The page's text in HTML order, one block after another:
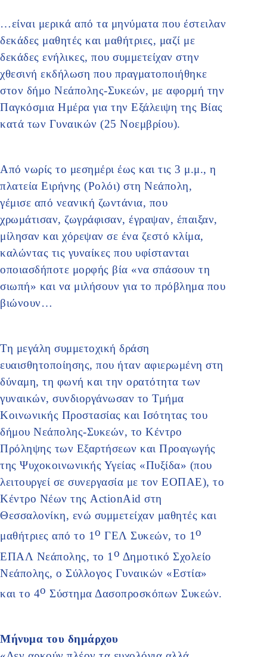
…είναι μερικά από τα μηνύματα που έστειλαν
δεκάδες μαθητές και μαθήτριες, μαζί με
δεκάδες ενήλικες, που συμμετείχαν στην
χθεσινή εκδήλωση που πραγματοποιήθηκε
στον δήμο Νεάπολης-Συκεών, με αφορμή την
Παγκόσμια Ημέρα για την Εξάλειψη της Βίας
κατά των Γυναικών (25 Νοεμβρίου).
Από νωρίς το μεσημέρι έως και τις 3 μ.μ., η
πλατεία Ειρήνης (Ρολόι) στη Νεάπολη,
γέμισε από νεανική ζωντάνια, που
χρωμάτισαν, ζωγράφισαν, έγραψαν, έπαιξαν,
μίλησαν και χόρεψαν σε ένα ζεστό κλίμα,
καλώντας τις γυναίκες που υφίστανται
οποιασδήποτε μορφής βία «να σπάσουν τη
σιωπή» και να μιλήσουν για το πρόβλημα που
βιώνουν…
Τη μεγάλη συμμετοχική δράση
ευαισθητοποίησης, που ήταν αφιερωμένη στη
δύναμη, τη φωνή και την ορατότητα των
γυναικών, συνδιοργάνωσαν το Τμήμα
Κοινωνικής Προστασίας και Ισότητας του
δήμου Νεάπολης-Συκεών, το Κέντρο
Πρόληψης των Εξαρτήσεων και Προαγωγής
της Ψυχοκοινωνικής Υγείας «Πυξίδα» (που
λειτουργεί σε συνεργασία με τον ΕΟΠΑΕ), το
Κέντρο Νέων της ActionAid στη
Θεσσαλονίκη, ενώ συμμετείχαν μαθητές και
μαθήτριες από το 1ο ΓΕΛ Συκεών, το 1ο
ΕΠΑΛ Νεάπολης, το 1 ο Δημοτικό Σχολείο
Νεάπολης, ο Σύλλογος Γυναικών «Εστία»
και το 4ο Σύστημα Δασοπροσκόπων Συκεών.
Μήνυμα του δημάρχου